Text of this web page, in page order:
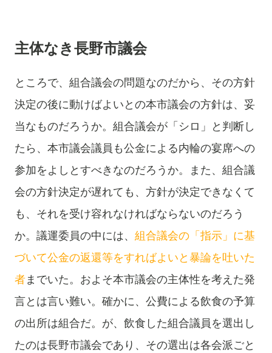
主体なき長野市議会
ところで、組合議会の問題なのだから、その方針
決定の後に動けばよいとの本市議会の方針は、妥
当なものだろうか。組合議会が「シロ」と判断し
たら、本市議会議員も公金による内輪の宴席への
参加をよしとすべきなのだろうか。また、組合議
会の方針決定が遅れても、方針が決定できなくて
も、それを受け容れなければならないのだろう
か。議運委員の中には、 組合議会の「指示」に基
づいて公金の返還等をすればよいと暴論を吐いた
者までいた。およそ本市議会の主体性を考えた発
言とは言い難い。確かに、公費による飲食の予算
の出所は組合だ。が、飲食した組合議員を選出し
たのは長野市議会であり、その選出は各会派ごと